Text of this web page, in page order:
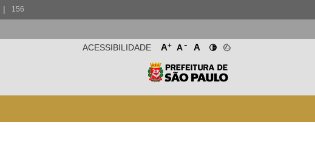
| 156
A+ A- A
ACESSIBILIDADE